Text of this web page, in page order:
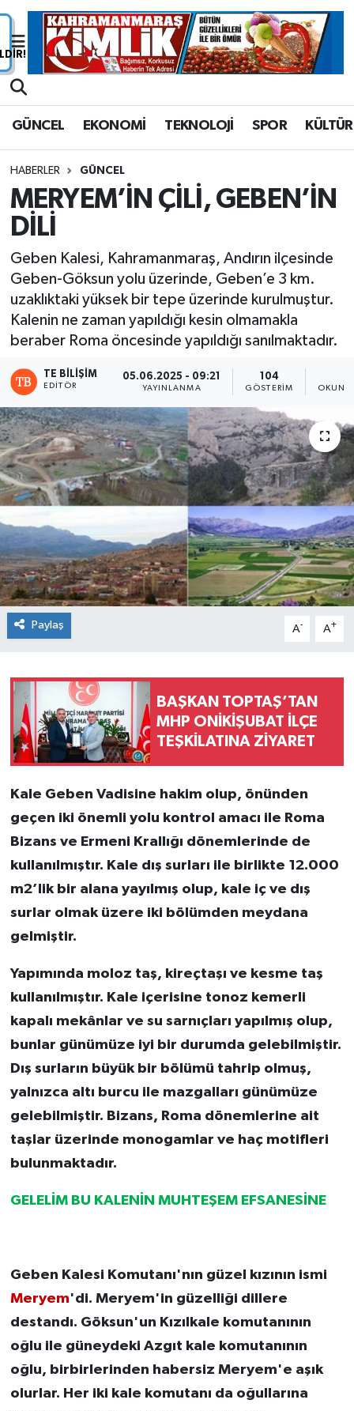
GÜNCEL EKONOMİ TEKNOLOJİ SPOR KÜLTÜR
HABERLER GÜNCEL
MERYEM’İN ÇİLİ, GEBEN’İN
DİLİ
Geben Kalesi, Kahramanmaraş, Andırın ilçesinde
Geben-Göksun yolu üzerinde, Geben’e 3 km.
uzaklıktaki yüksek bir tepe üzerinde kurulmuştur.
Kalenin ne zaman yapıldığı kesin olmamakla
beraber Roma öncesinde yapıldığı sanılmaktadır.
TE BILIŞIM
EDITÖR
05.06.2025 - 09:21
YAYINLANMA
104
GÖSTERIM
Paylaş A- A+
BAŞKAN TOPTAŞ’TAN
MHP ONİKİŞUBAT İLÇE
TEŞKİLATINA ZİYARET
Kale Geben Vadisine hakim olup, önünden
geçen iki önemli yolu kontrol amacı ile Roma
Bizans ve Ermeni Krallığı dönemlerinde de
kullanılmıştır. Kale dış surları ile birlikte 12.000
m2’lik bir alana yayılmış olup, kale iç ve dış
surlar olmak üzere iki bölümden meydana
gelmiştir.
Yapımında moloz taş, kireçtaşı ve kesme taş
kullanılmıştır. Kale içerisine tonoz kemerli
kapalı mekânlar ve su sarnıçları yapılmış olup,
bunlar günümüze iyi bir durumda gelebilmiştir.
Dış surların büyük bir bölümü tahrip olmuş,
yalnızca altı burcu ile mazgalları günümüze
gelebilmiştir. Bizans, Roma dönemlerine ait
taşlar üzerinde monogamlar ve haç motifleri
bulunmaktadır.
GELELİM BU KALENİN MUHTEŞEM EFSANESİNE
Geben Kalesi Komutanı'nın güzel kızının ismi
Meryem'di. Meryem'in güzelliği dillere
destandı. Göksun'un Kızılkale komutanının
oğlu ile güneydeki Azgıt kale komutanının
oğlu, birbirlerinden habersiz Meryem'e aşık
olurlar. Her iki kale komutanı da oğullarına
Nöbetçi Eczaneler
Trafik Durumu
Tüm Manşetler
Son Dakika Haberleri
Haber Arşivi